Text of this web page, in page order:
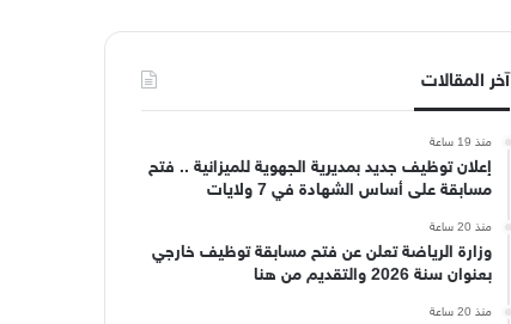
آخر المقالات
منذ 19 ساعة
إعلان توظيف جديد بمديرية الجهوية للميزانية .. فتح
مسابقة على أساس الشهادة في 7 ولايات
منذ 20 ساعة
وزارة الرياضة تعلن عن فتح مسابقة توظيف خارجي
بعنوان سنة 2026 والتقديم من هنا
منذ 20 ساعة